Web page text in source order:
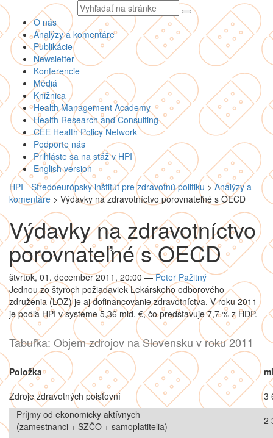
Vyhľadávaný
text
O nás
Analýzy a komentáre
Publikácie
Newsletter
Konferencie
Médiá
Knižnica
Health Management Academy
Health Research and Consulting
CEE Health Policy Network
Podporte nás
Prihláste sa na stáž v HPI
English version
HPI - Stredoeurópsky inštitút pre zdravotnú politiku >Analýzy a
komentáre > Výdavky na zdravotníctvo porovnateľné s OECD
Výdavky na zdravotníctvo
porovnateľné s OECD
štvrtok, 01. december 2011, 20:00 — Peter Pažitný
Jednou zo štyroch požiadaviek Lekárskeho odborového
združenia (LOZ) je aj dofinancovanie zdravotníctva. V roku 2011
je podľa HPI v systéme 5,36 mld. €, čo predstavuje 7,7 % z HDP.
Tabuľka: Objem zdrojov na Slovensku v roku 2011
Položka
Zdroje zdravotných poisťovní
3
Príjmy od ekonomicky aktívnych
(zamestnanci + SZČO + samoplatitelia)
2